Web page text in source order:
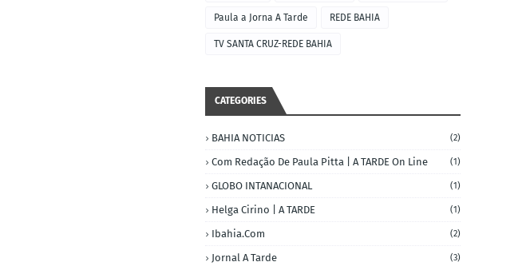
Paula a Jorna A Tarde REDE BAHIA
TV SANTA CRUZ-REDE BAHIA
CATEGORIES
BAHIA NOTICIAS (2)
Com Redação De Paula Pitta | A TARDE On Line (1)
GLOBO INTANACIONAL (1)
Helga Cirino | A TARDE (1)
Ibahia.com (2)
Jornal A Tarde (3)